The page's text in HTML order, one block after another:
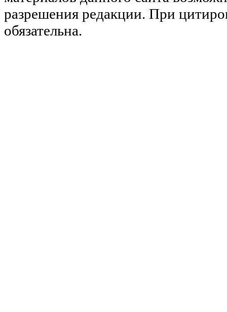
разрешения редакции. При
обязательна.